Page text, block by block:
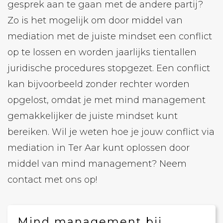
gesprek aan te gaan met de andere partij?
Zo is het mogelijk om door middel van
mediation met de juiste mindset een conflict
op te lossen en worden jaarlijks tientallen
juridische procedures stopgezet. Een conflict
kan bijvoorbeeld zonder rechter worden
opgelost, omdat je met mind management
gemakkelijker de juiste mindset kunt
bereiken. Wil je weten hoe je jouw conflict via
mediation in Ter Aar kunt oplossen door
middel van mind management? Neem
contact met ons op!